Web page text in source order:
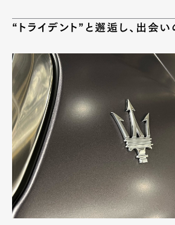
“トライデント”と邂逅し、出会